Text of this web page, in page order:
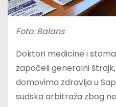
Foto: Balans
Doktori medicine i
započeli generalni
domovima zdravlja u
sudska arbitraža zbog